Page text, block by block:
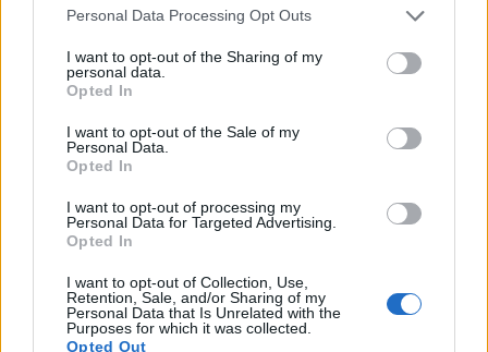
Please note that this website/app uses one or more Google
not limited to your visit or usage behaviour. You may click to
grant or deny consent to Google and its third-party tags to
use your data for below specified purposes in below Google
consent section.
Personal Data Processing Opt Outs
I want to opt-out of the Sharing of my
personal data.
Opted In
I want to opt-out of the Sale of my
Personal Data.
Opted In
I want to opt-out of processing my
Personal Data for Targeted Advertising.
Opted In
I want to opt-out of Collection, Use,
Retention, Sale, and/or Sharing of my
Personal Data that Is Unrelated with the
Purposes for which it was collected.
Opted Out